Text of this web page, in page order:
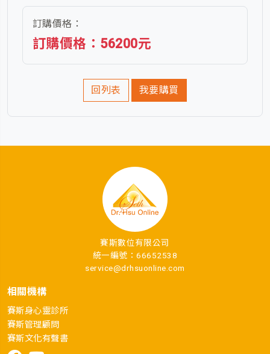
訂購價格：
訂購價格：56200元
回列表 我要購買
賽斯數位有限公司
統一編號：66652538
service@drhsuonline.com
相關機構
賽斯身心靈診所
賽斯管理顧問
賽斯文化有聲書